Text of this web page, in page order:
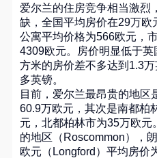
爱尔兰的住房竞争相当激烈
缺，全国平均房价在29万
公寓平均价格为566欧元，
4309欧元。房价明显低于
方米的房价差不多达到1.3
多英镑。
目前，爱尔兰最昂贵的地区
60.9万欧元，其次是南都柏
元，北都柏林市为35万欧
的地区（Roscommon），
欧元（Longford）平均房价